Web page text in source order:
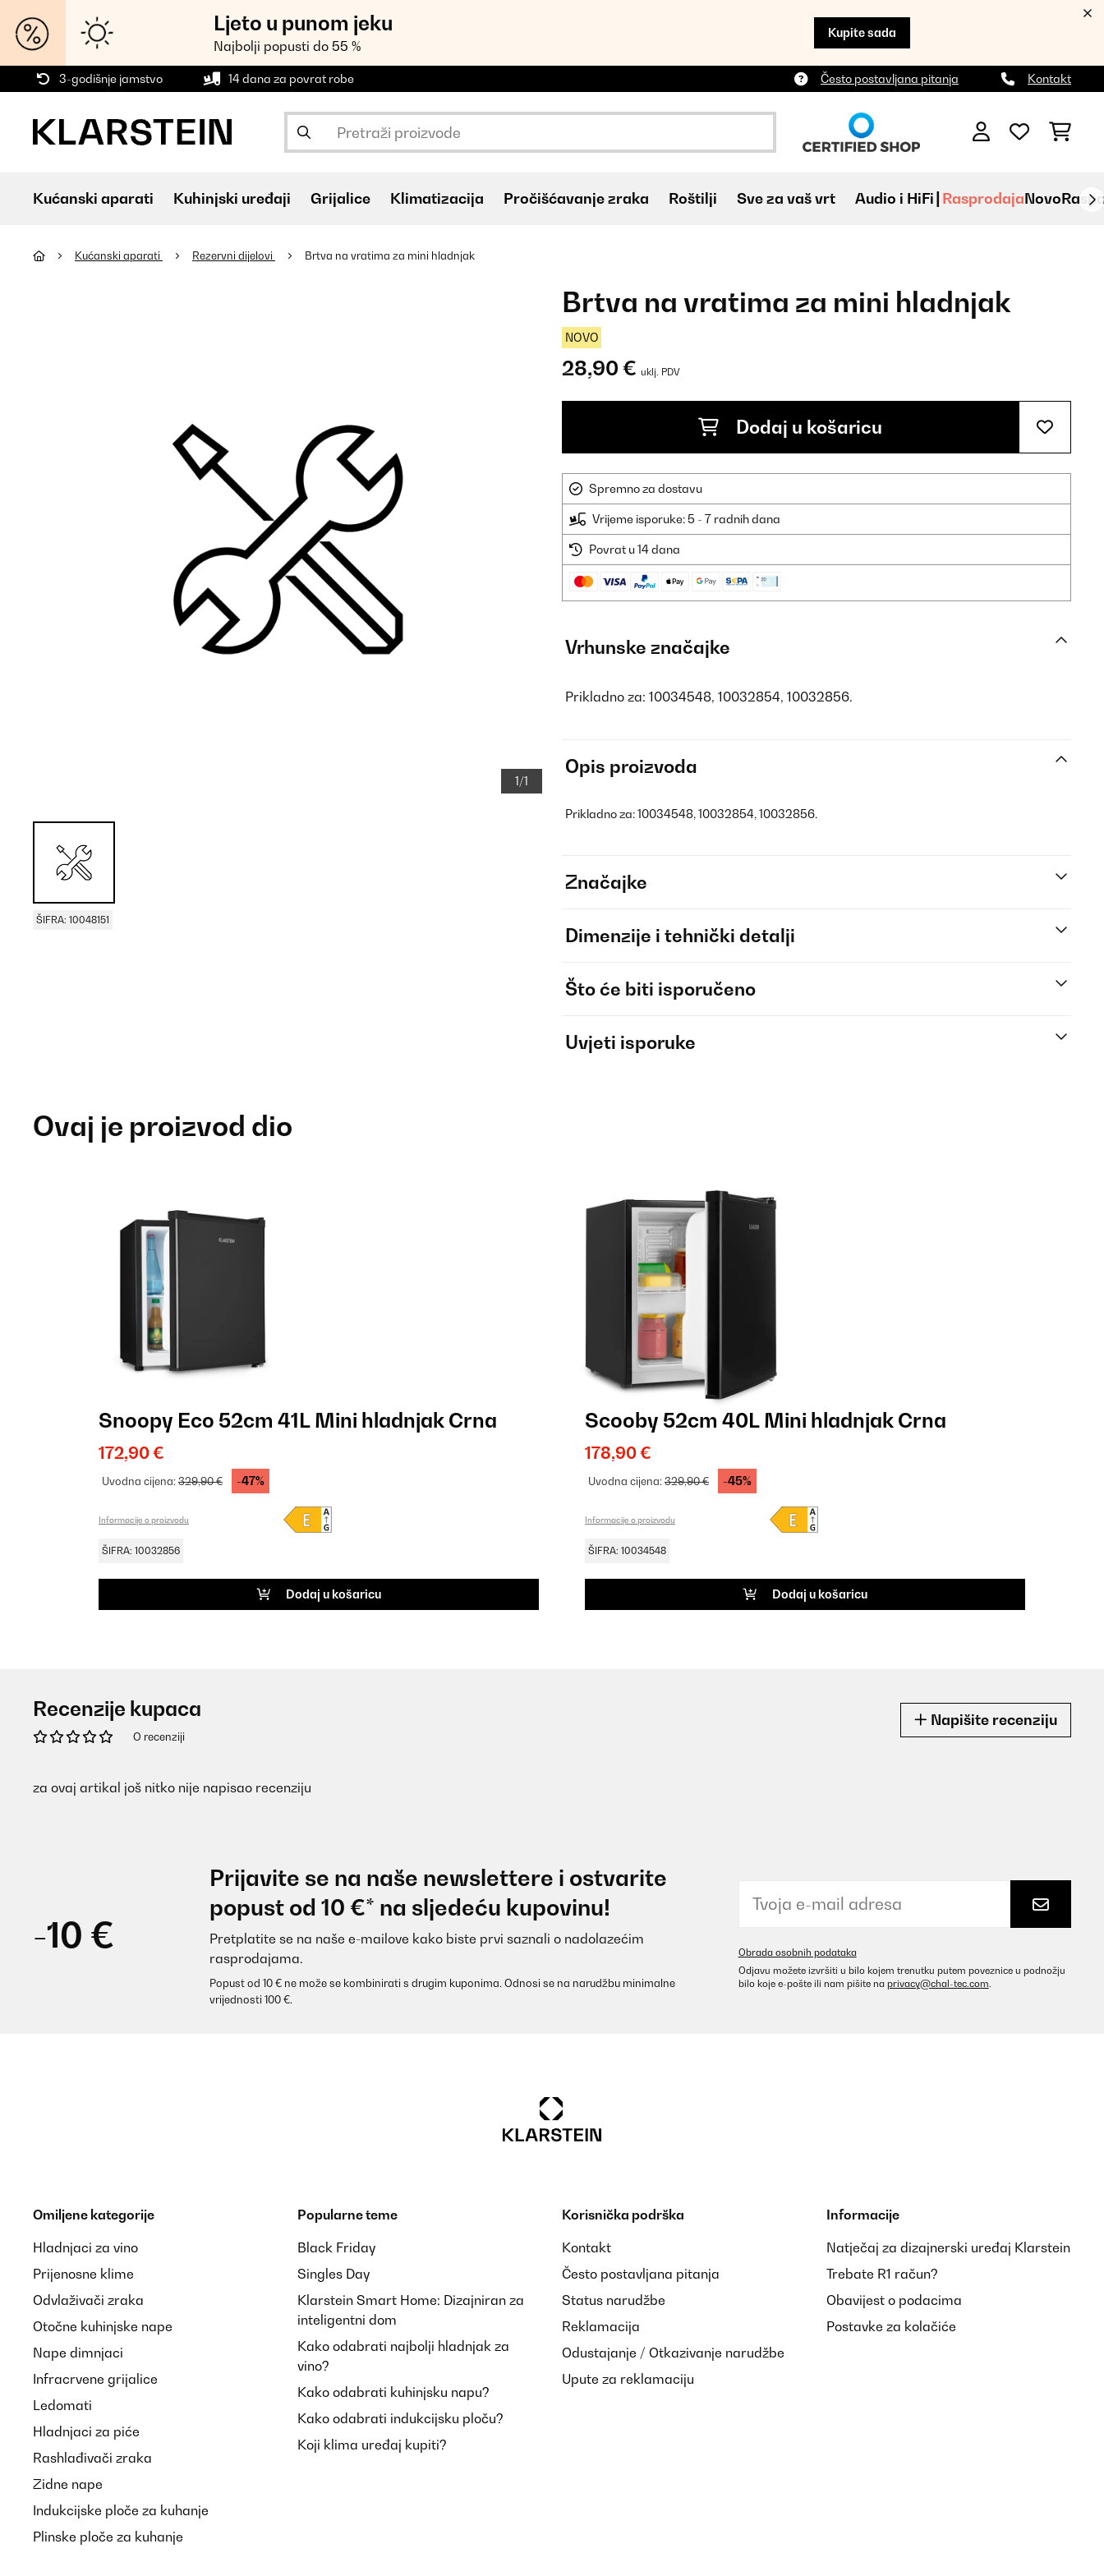
Ljeto u punom jeku
Najbolji popusti do 55 %
Kupite sada
3-godišnje jamstvo 14 dana za povrat robe Često postavljana pitanja Kontakt
Kućanski aparati Kuhinjski uređaji Grijalice Klimatizacija Pročišćavanje zraka Roštilji Sve za vaš vrt Audio i HiFi RasprodajaNovo
Kućanski aparati Rezervni dijelovi Brtva na vratima za mini hladnjak
1/1
ŠIFRA: 10048151
Brtva na vratima za mini hladnjak
NOVO
28,90 € uklj. PDV
Dodaj u košaricu
Spremno za dostavu
Vrijeme isporuke: 5 - 7 radnih dana
Povrat u 14 dana
Vrhunske značajke
Prikladno za: 10034548, 10032854, 10032856.
Opis proizvoda
Prikladno za: 10034548, 10032854, 10032856.
Značajke
Dimenzije i tehnički detalji
Što će biti isporučeno
Uvjeti isporuke
Ovaj je proizvod dio
Snoopy Eco 52cm 41L Mini hladnjak Crna
172,90 €
Uvodna cijena:329,90 € -47%
Informacije o proizvodu
ŠIFRA: 10032856
Dodaj u košaricu
Scooby 52cm 40L Mini hladnjak Crna
178,90 €
Uvodna cijena:329,90 € -45%
Informacije o proizvodu
ŠIFRA: 10034548
Dodaj u košaricu
Recenzije kupaca
O recenziji
Napišite recenziju
za ovaj artikal još nitko nije napisao recenziju
-10 €
Prijavite se na naše newslettere i ostvarite
popust od 10 €* na sljedeću kupovinu!
Pretplatite se na naše e-mailove kako biste prvi saznali o nadolazećim
rasprodajama.
Popust od 10 € ne može se kombinirati s drugim kuponima. Odnosi se na narudžbu minimalne
vrijednosti 100 €.
Obrada osobnih podataka
Odjavu možete izvršiti u bilo kojem trenutku putem poveznice u podnožju
bilo koje e-pošte ili nam pišite na privacy@chal-tec.com.
Omiljene kategorije
Hladnjaci za vino
Prijenosne klime
Odvlaživači zraka
Otočne kuhinjske nape
Nape dimnjaci
Infracrvene grijalice
Ledomati
Hladnjaci za piće
Rashlađivači zraka
Zidne nape
Indukcijske ploče za kuhanje
Plinske ploče za kuhanje
Popularne teme
Black Friday
Singles Day
Klarstein Smart Home: Dizajniran za
inteligentni dom
Kako odabrati najbolji hladnjak za
vino?
Kako odabrati kuhinjsku napu?
Kako odabrati indukcijsku ploču?
Koji klima uređaj kupiti?
Korisnička podrška
Kontakt
Često postavljana pitanja
Status narudžbe
Reklamacija
Odustajanje / Otkazivanje narudžbe
Upute za reklamaciju
Informacije
Natječaj za dizajnerski uređaj Klarstein
Trebate R1 račun?
Obavijest o podacima
Postavke za kolačiće